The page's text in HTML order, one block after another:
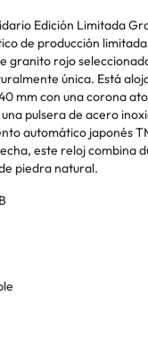
Edición Limitada
de producción
granito rojo
única. Está
mm con una corona
pulsera de acero
automático japonés
este reloj combina
piedra natural.